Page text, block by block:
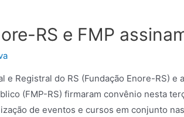
RS e FMP
e Registral do RS (Fundação Enore-RS) e
(FMP-RS) firmaram convênio nesta
de eventos e cursos em conjunto